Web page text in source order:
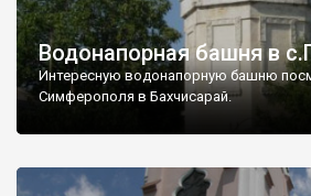
Водонапорная башня в
Интересную водонапорную башню
Симферополя в Бахчисарай.